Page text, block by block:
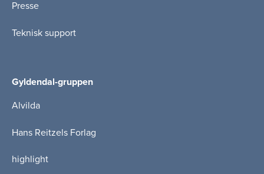
Presse
Teknisk support
Gyldendal-gruppen
Alvilda
Hans Reitzels Forlag
highlight